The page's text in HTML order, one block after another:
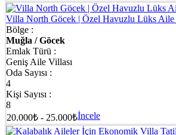
Villa North Göcek | Özel Havuzlu Lüks Aile
Bölge :
Muğla / Göcek
Emlak Türü :
Geniş Aile Villası
Oda Sayısı :
4
Kişi Sayısı :
8
20.000₺ - 25.000₺İncele